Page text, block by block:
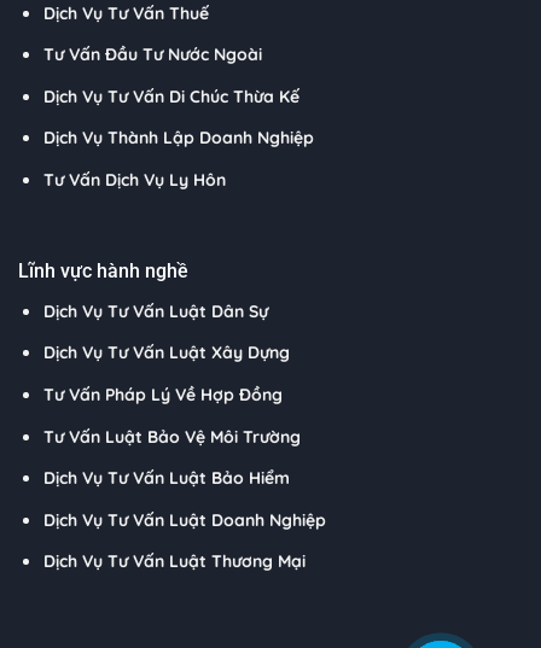
Dịch Vụ Tư Vấn Thuế
Tư Vấn Đầu Tư Nước Ngoài
Dịch Vụ Tư Vấn Di Chúc Thừa Kế
Dịch Vụ Thành Lập Doanh Nghiệp
Tư Vấn Dịch Vụ Ly Hôn
Lĩnh vực hành nghề
Dịch Vụ Tư Vấn Luật Dân Sự
Dịch Vụ Tư Vấn Luật Xây Dựng
Tư Vấn Pháp Lý Về Hợp Đồng
Tư Vấn Luật Bảo Vệ Môi Trường
Dịch Vụ Tư Vấn Luật Bảo Hiểm
Dịch Vụ Tư Vấn Luật Doanh Nghiệp
Dịch Vụ Tư Vấn Luật Thương Mại